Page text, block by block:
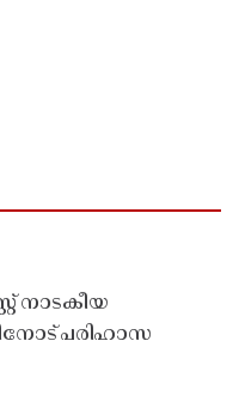
നാടകീയ
പരിഹാസ